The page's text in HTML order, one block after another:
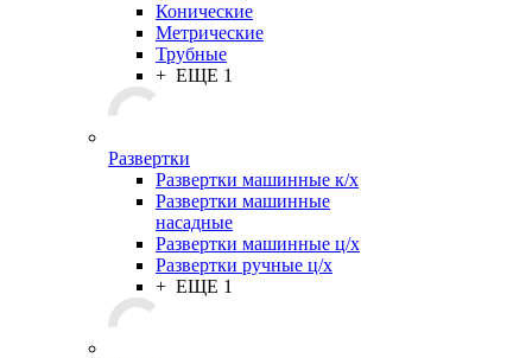
Конические
Метрические
Трубные
+ ЕЩЕ 1
Развертки
Развертки машинные к/х
Развертки машинные
насадные
Развертки машинные ц/х
Развертки ручные ц/х
+ ЕЩЕ 1